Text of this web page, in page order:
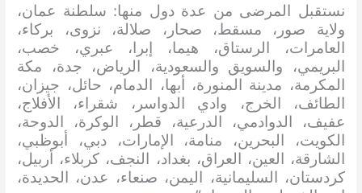
نستقبل المرضى من عدة دول منها: سلطنة عمان،
ولاية صور، مسقط، صحار، صلالة، نزوى، بركاء،
العامرات، الرستاق، هيما، إبرا، عبري، خصب،
البريمي، والسويق والسعودية، الرياض، جدة، مكة
المكرمة، مدينة المنورة، أبها، الدمام، حائل، جيزان،
الطائف، الخرج، وادي الدواسر، شقراء، الأفلاج،
عفيف، الدوادمي، الدرعية، قطر، الوكرة، الدوحة،
الكويت، البحرين، منامة، الإمارات، دبي، أبوظبي،
الشارقة، العين، العراق، بغداد، النجف، كربلاء، أربيل،
كردستان، السليمانية، اليمن، صنعاء، عدن، الحديدة،